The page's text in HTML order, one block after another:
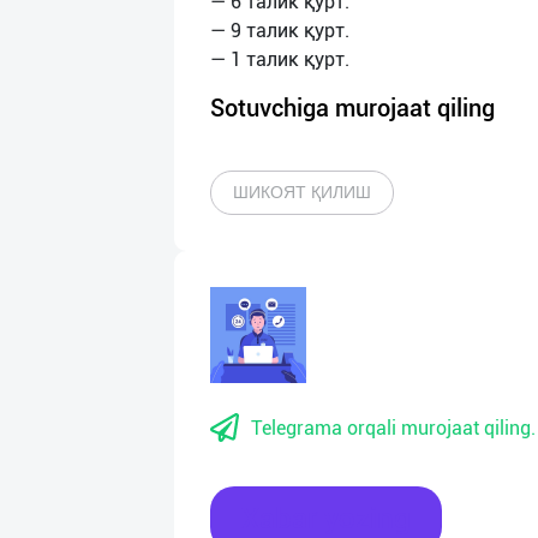
— 9 талик қурт.
Sotuvchiga murojaat qiling
ШИКОЯТ ҚИЛИШ
Telegrama orqali murojaat qiling.